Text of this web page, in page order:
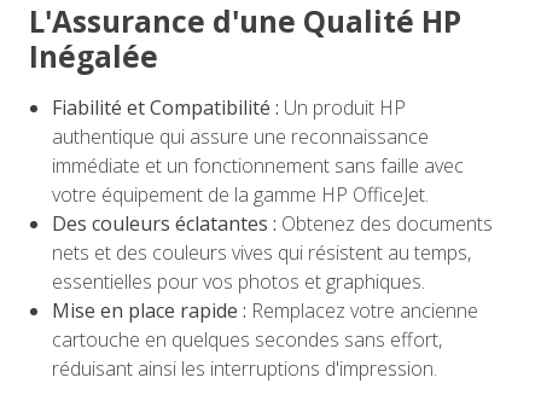
L'Assurance d'une Qualité HP
Inégalée
Fiabilité et Compatibilité : Un produit HP
authentique qui assure une reconnaissance
immédiate et un fonctionnement sans faille avec
votre équipement de la gamme HP OfficeJet.
Des couleurs éclatantes : Obtenez des documents
nets et des couleurs vives qui résistent au temps,
essentielles pour vos photos et graphiques.
Mise en place rapide : Remplacez votre ancienne
cartouche en quelques secondes sans effort,
réduisant ainsi les interruptions d'impression.